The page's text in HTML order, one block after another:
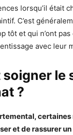
lorsqu’il était
C’est
tôt et qui n’ont
avec leur
le
?
et de rassurer un